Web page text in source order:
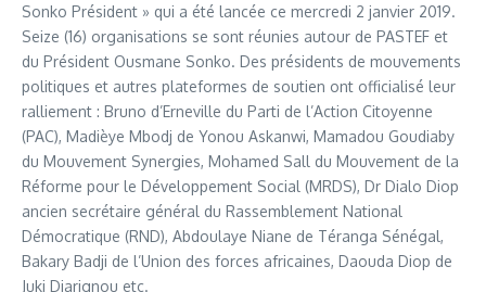
Sonko Président » qui a été lancée ce mercredi 2 janvier 2019.
Seize (16) organisations se sont réunies autour de PASTEF et
du Président Ousmane Sonko. Des présidents de mouvements
politiques et autres plateformes de soutien ont officialisé leur
ralliement : Bruno d’Erneville du Parti de l’Action Citoyenne
(PAC), Madièye Mbodj de Yonou Askanwi, Mamadou Goudiaby
du Mouvement Synergies, Mohamed Sall du Mouvement de la
Réforme pour le Développement Social (MRDS), Dr Dialo Diop
ancien secrétaire général du Rassemblement National
Démocratique (RND), Abdoulaye Niane de Téranga Sénégal,
Bakary Badji de l’Union des forces africaines, Daouda Diop de
Juki Diarignou etc.